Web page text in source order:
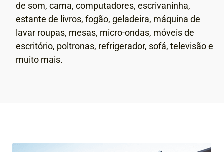
de som, cama, computadores, escrivaninha,
estante de livros, fogão, geladeira, máquina de
lavar roupas, mesas, micro-ondas, móveis de
escritório, poltronas, refrigerador, sofá, televisão e
muito mais.